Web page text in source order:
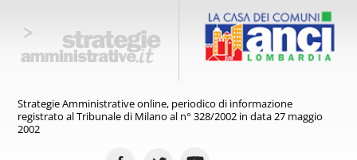
Strategie Amministrative online, periodico di informazione
registratoal Tribunale di Milano al n° 328/2002 in data 27 maggio
2002